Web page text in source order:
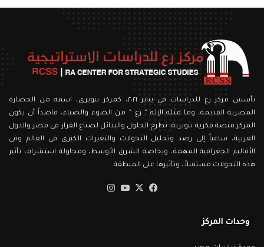
تأسس مركز رع للدراسات في يناير ٢٠٢١، كمركز تنويري، اسمه من الحضارة
المصرية القديمة، وما مثله الإله ” رع ” من الضوء والضياء، قاصداً أن يكون
المركز منصة فكرية تنويرية، تطرح الحلول والبدائل لصناع القرار في مصر والدول
العربية، ساعياً إلى رصد وتحليل التحولات والتغيرات الكبرى في العالم وفي
الأقاليم الجغرافية المهمة، وبخاصة الشرق الأوسط، ومحاولة استشراف تأثير
هذه التحولات مستقبلاً، وتأثيرها على المنطقة.
فيسبوك
‫X
‫YouTube
وحدات المركز